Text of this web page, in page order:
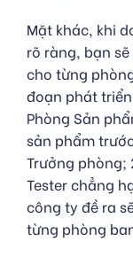
Mặt khác, khi
rõ ràng, bạn
cho từng
đoạn phát
Phòng Sản
sản phẩm
Trưởng phòng;
Tester chẳng
công ty đề ra
từng phòng